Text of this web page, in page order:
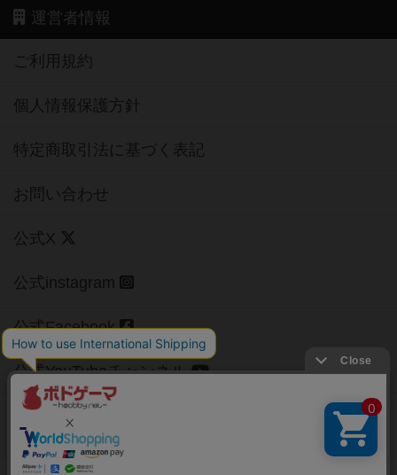
運営者情報
ご利用規約
個人情報保護方針
特定商取引法に基づく表記
お問い合わせ
公式X
公式instagram
公式Facebook
公式YouTubeチャンネル